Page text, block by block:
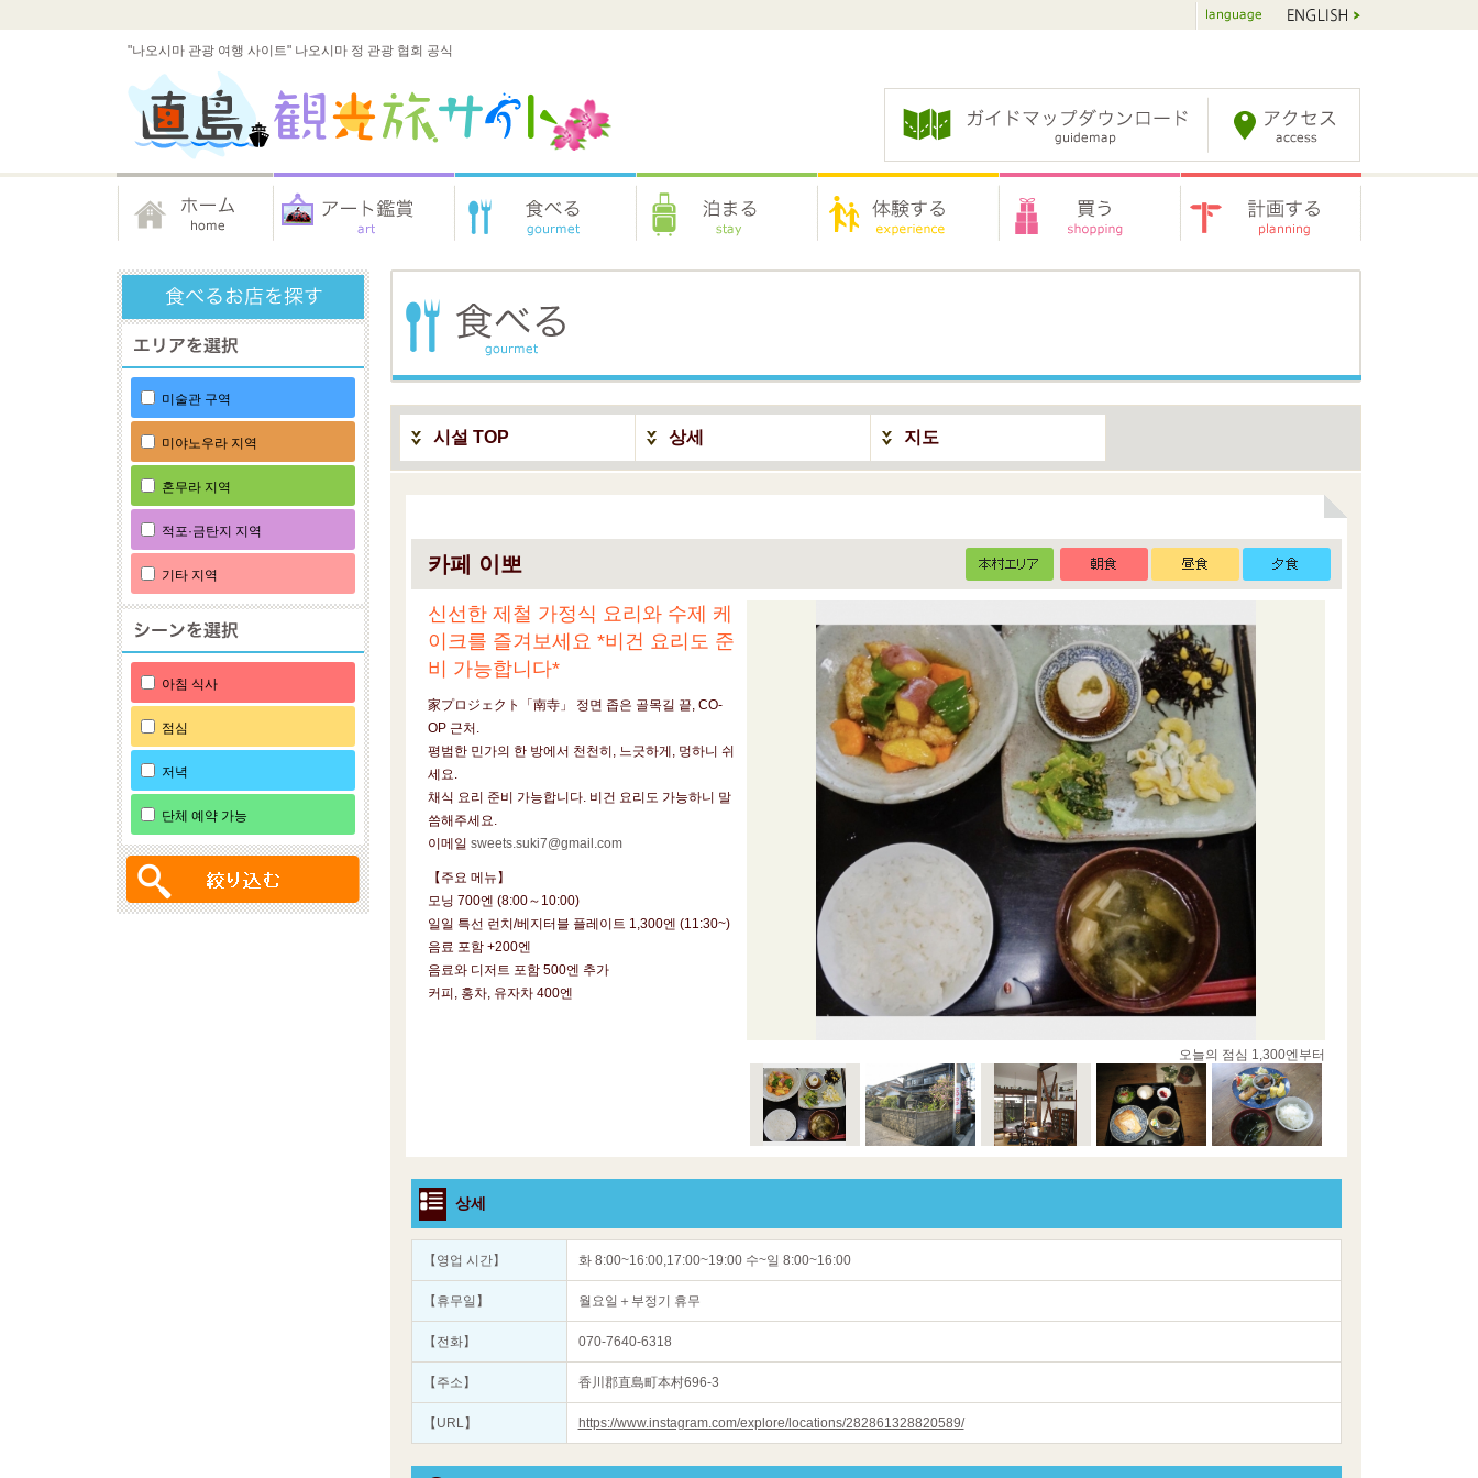
"나오시마 관광 여행 사이트" 나오시마 정 관광 협회 공식
시설 TOP 상세 지도
카페 이뽀
신선한 제철 가정식 요리와 수제 케
이크를 즐겨보세요 *비건 요리도 준
비 가능합니다*
家プロジェクト「南寺」 정면 좁은 골목길 끝, CO-
OP 근처.
평범한 민가의 한 방에서 천천히, 느긋하게, 멍하니 쉬
세요.
채식 요리 준비 가능합니다. 비건 요리도 가능하니 말
씀해주세요.
이메일 sweets.suki7@gmail.com
【주요 메뉴】
모닝 700엔 (8:00～10:00)
일일 특선 런치/베지터블 플레이트 1,300엔 (11:30~)
음료 포함 +200엔
음료와 디저트 포함 500엔 추가
커피, 홍차, 유자차 400엔
오늘의 점심 1,300엔부터
상세
【영업 시간】 화 8:00~16:00,17:00~19:00 수~일 8:00~16:00
【휴무일】 월요일＋부정기 휴무
【전화】 070-7640-6318
【주소】 香川郡直島町本村696-3
【URL】 https://www.instagram.com/explore/locations/282861328820589/
미술관 구역
미야노우라 지역
혼무라 지역
적포·금탄지 지역
기타 지역
아침 식사
점심
저녁
단체 예약 가능